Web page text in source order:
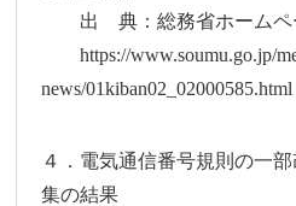
出 典：総務省ホームペ
https://www.soumu.go.jp/
news/01kiban02_02000585.html
４．電気通信番号規則の一
集の結果